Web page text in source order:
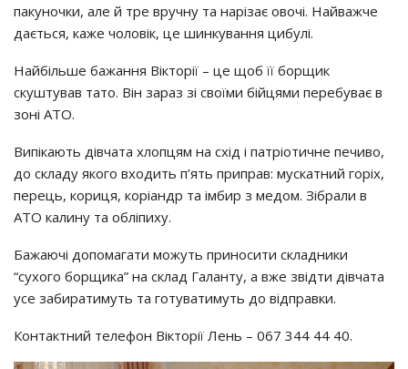
пакуночки, але й тре вручну та нарізає овочі. Найважче
дається, каже чоловік, це шинкування цибулі.
Найбільше бажання Вікторії – це щоб її борщик
скуштував тато. Він зараз зі своїми бійцями перебуває в
зоні АТО.
Випікають дівчата хлопцям на схід і патріотичне печиво,
до складу якого входить п’ять приправ: мускатний горіх,
перець, кориця, коріандр та імбир з медом. Зібрали в
АТО калину та обліпиху.
Бажаючі допомагати можуть приносити складники
“сухого борщика” на склад Галанту, а вже звідти дівчата
усе забиратимуть та готуватимуть до відправки.
Контактний телефон Вікторії Лень – 067 344 44 40.